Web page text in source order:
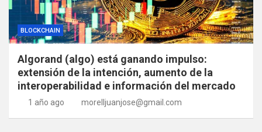
BLOCKCHAIN
Algorand (algo) está ganando impulso:
extensión de la intención, aumento de la
interoperabilidad e información del mercado
1 año ago morelljuanjose@gmail.com